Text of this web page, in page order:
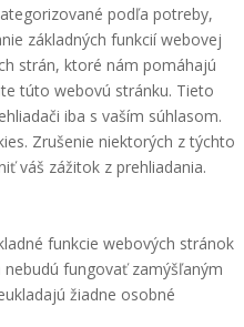
podľa potreby,
základných funkcií webovej
strán, ktoré nám pomáhajú
túto webovú stránku. Tieto
iba s vaším súhlasom.
Zrušenie niektorých z týchto
váš zážitok z prehliadania.
funkcie webových stránok
fungovať zamýšľaným
žiadne osobné